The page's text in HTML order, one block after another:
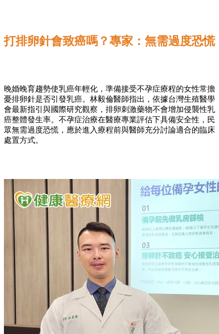
打排卵針會致癌嗎？專家：無需過度恐慌
晚婚晚育趨勢使乳癌年輕化，準備接受不孕症療程的女性常擔
憂排卵針是否引發乳癌。林毅倫醫師指出，依據台灣生殖醫學
會最新指引與國際研究觀察，排卵刺激藥物不會增加侵襲性乳
癌整體發生率。不孕症治療在醫療專業評估下具備安全性，民
眾無需過度恐慌，應於進入療程前與醫師充分討論適合的臨床
處置方式。